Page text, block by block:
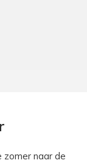
zomer naar de